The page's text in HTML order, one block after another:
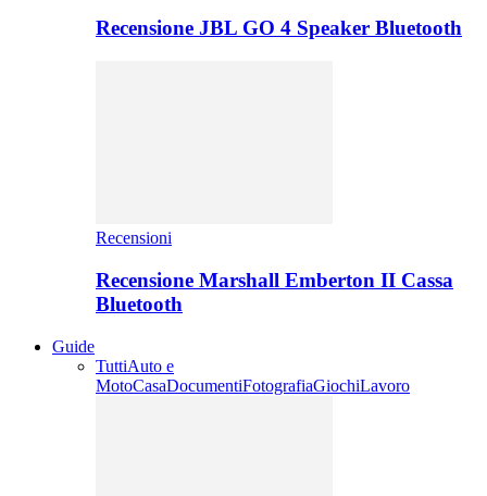
Recensione JBL GO 4 Speaker Bluetooth
Recensioni
Recensione Marshall Emberton II Cassa
Bluetooth
Guide
TuttiAuto e
MotoCasaDocumentiFotografiaGiochiLavoro